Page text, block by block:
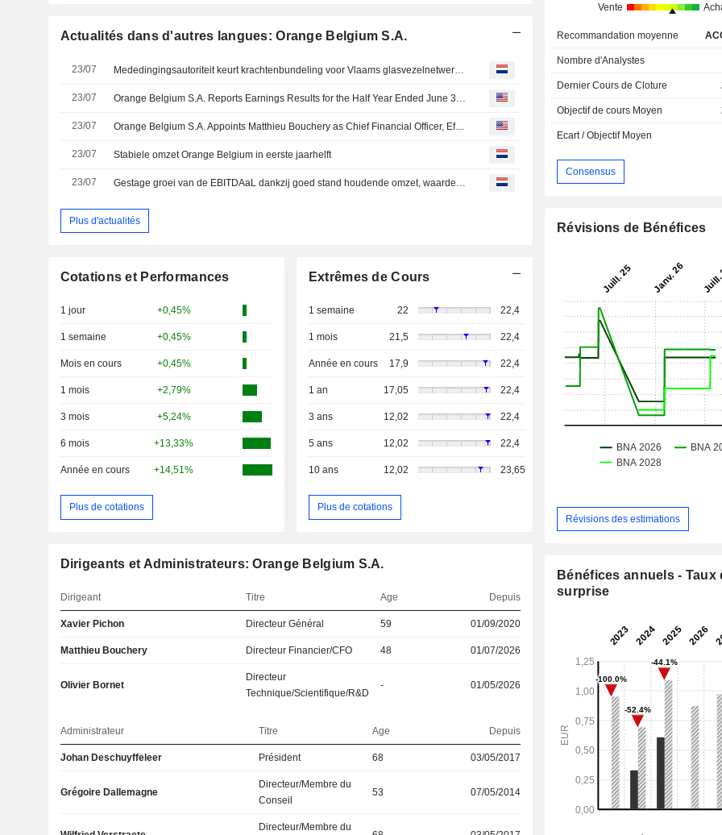
Actualités dans d'autres langues: Orange Belgium S.A.
23/07 Mededingingsautoriteit keurt krachtenbundeling voor Vlaams glasvezelnetwerk goed
23/07 Orange Belgium S.A. Reports Earnings Results for the Half Year Ended June 30, 2026
23/07 Orange Belgium S.A. Appoints Matthieu Bouchery as Chief Financial Officer, Effective July 1, 2026
23/07 Stabiele omzet Orange Belgium in eerste jaarhelft
23/07 Gestage groei van de EBITDAaL dankzij goed stand houdende omzet, waardemanagement en voortgezette efficiëntiewinsten
Plus d'actualités
Cotations et Performances
1 jour +0,45%
1 semaine +0,45%
Mois en cours +0,45%
1 mois +2,79%
3 mois +5,24%
6 mois +13,33%
Année en cours +14,51%
Plus de cotations
Extrêmes de Cours
1 semaine 22 22,4
1 mois 21,5 22,4
Année en cours 17,9 22,4
1 an 17,05 22,4
3 ans 12,02 22,4
5 ans 12,02 22,4
10 ans 12,02 23,65
Plus de cotations
Dirigeants et Administrateurs: Orange Belgium S.A.
Dirigeant Titre Age Depuis
Xavier Pichon Directeur Général 59 01/09/2020
Matthieu Bouchery Directeur Financier/CFO 48 01/07/2026
Olivier Bornet
Directeur
Technique/Scientifique/R&D
- 01/05/2026
Administrateur Titre Age Depuis
Johan Deschuyffeleer Président 68 03/05/2017
Grégoire Dallemagne
Directeur/Membre du
Conseil
53 07/05/2014
Directeur/Membre du
Vente
Recommandation moyenne
Nombre d'Analystes
Dernier Cours de Cloture
Objectif de cours Moyen
Ecart / Objectif Moyen
Consensus
Révisions de Bénéfices
Révisions des estimations
Bénéfices annuels - Taux
surprise